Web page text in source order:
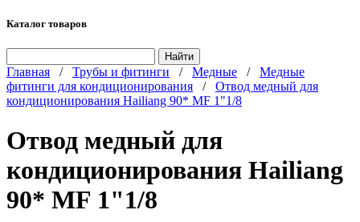
Каталог товаров
Главная / Трубы и фитинги / Медные / Медные
фитинги для кондиционирования / Отвод медный для
кондиционирования Hailiang 90* MF 1"1/8
Отвод медный для
кондиционирования Hailiang
90* MF 1"1/8